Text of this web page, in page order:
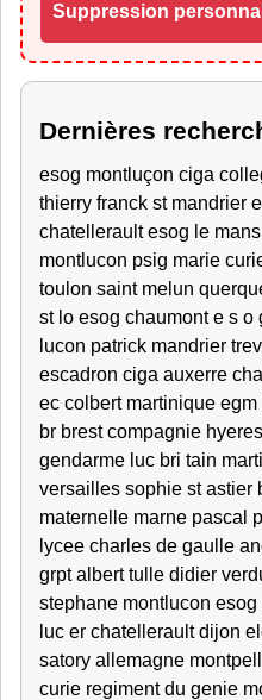
Suppression
Dernières
esog montluçon ciga
thierry franck st mandrier
chatellerault esog le
montlucon psig marie
toulon saint melun
st lo esog chaumont e s o
lucon patrick mandrier
escadron ciga auxerre
ec colbert martinique
br brest compagnie
gendarme luc bri tain
versailles sophie st astier
maternelle marne pascal
lycee charles de gaulle
grpt albert tulle didier
stephane montlucon
luc er chatellerault dijon
satory allemagne
curie regiment du genie